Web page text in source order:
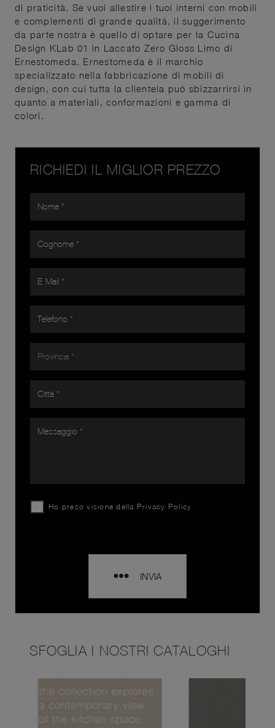
di praticità. Se vuoi allestire i tuoi interni con mobili
e complementi di grande qualità, il suggerimento
da parte nostra è quello di optare per la Cucina
Design KLab 01 in Laccato Zero Gloss Limo di
Ernestomeda. Ernestomeda è il marchio
specializzato nella fabbricazione di mobili di
design, con cui tutta la clientela può sbizzarrirsi in
quanto a materiali, conformazioni e gamma di
colori.
RICHIEDI IL MIGLIOR PREZZO
Ho preso visione della Privacy Policy
INVIA
SFOGLIA I NOSTRI CATALOGHI